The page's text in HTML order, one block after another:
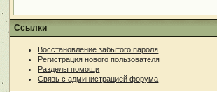
Ссылки
Восстановление забытого пароля
Регистрация нового пользователя
Разделы помощи
Связь с администрацией форума